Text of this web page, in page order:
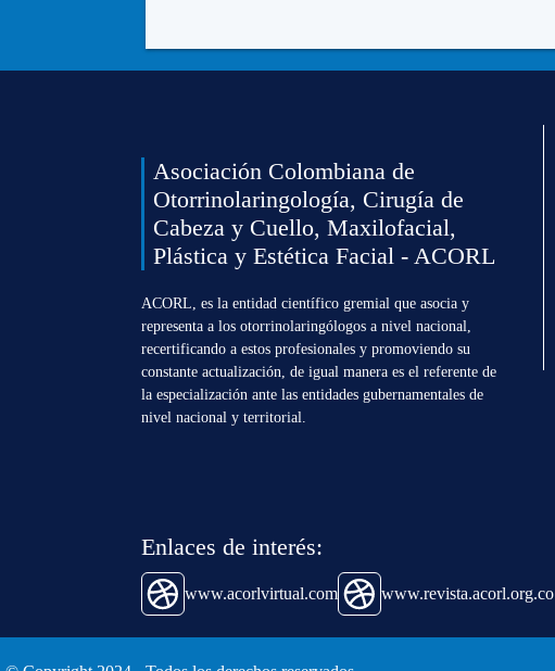
Asociación Colombiana de
Otorrinolaringología, Cirugía de
Cabeza y Cuello, Maxilofacial,
Plástica y Estética Facial - ACORL
ACORL, es la entidad científico gremial que asocia y
representa a los otorrinolaringólogos a nivel nacional,
recertificando a estos profesionales y promoviendo su
constante actualización, de igual manera es el referente de
la especialización ante las entidades gubernamentales de
nivel nacional y territorial.
Enlaces de interés:
www.acorlvirtual.com www.revista.acorl.org.co